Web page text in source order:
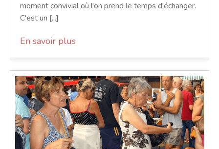
moment convivial où l'on prend le temps d'échanger.
C'est un [...]
En savoir plus